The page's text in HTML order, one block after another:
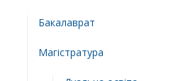
Бакалаврат
Магістратура